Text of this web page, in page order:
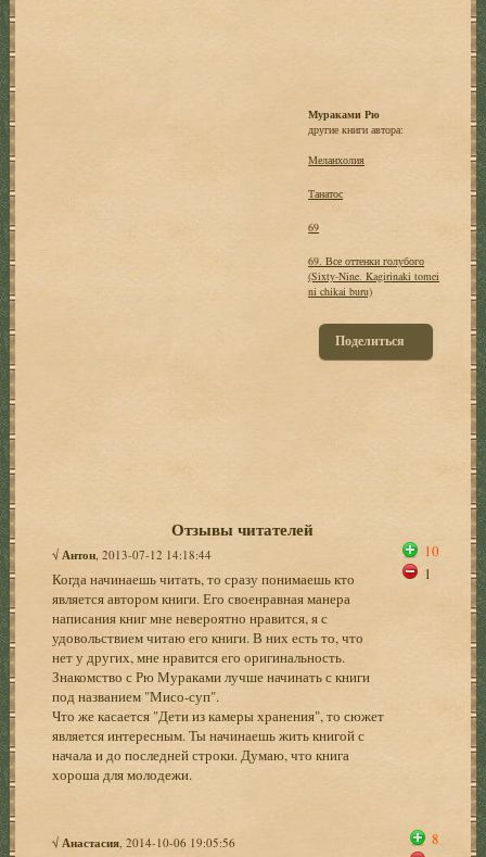
Мураками Рю
другие книги автора:
Меланхолия
Танатос
69
69. Все оттенки голубого
(Sixty-Nine. Kagirinaki tomei
ni chikai buru)
Поделиться
Отзывы читателей
√ Антон , 2013-07-12 14:18:44
Когда начинаешь читать, то сразу понимаешь кто
является автором книги. Его своенравная манера
написания книг мне невероятно нравится, я с
удовольствием читаю его книги. В них есть то, что
нет у других, мне нравится его оригинальность.
Знакомство с Рю Мураками лучше начинать с книги
под названием "Мисо-суп".
Что же касается "Дети из камеры хранения", то сюжет
является интересным. Ты начинаешь жить книгой с
начала и до последней строки. Думаю, что книга
хороша для молодежи.
10
1
√ Анастасия , 2014-10-06 19:05:56
8